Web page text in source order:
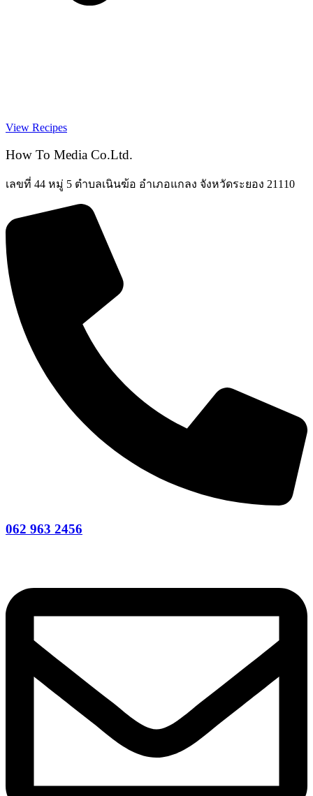
View Recipes
How To Media Co.Ltd.
เลขที่ 44 หมู่ 5 ตำบลเนินฆ้อ อำเภอแกลง จังหวัดระยอง 21110
062 963 2456